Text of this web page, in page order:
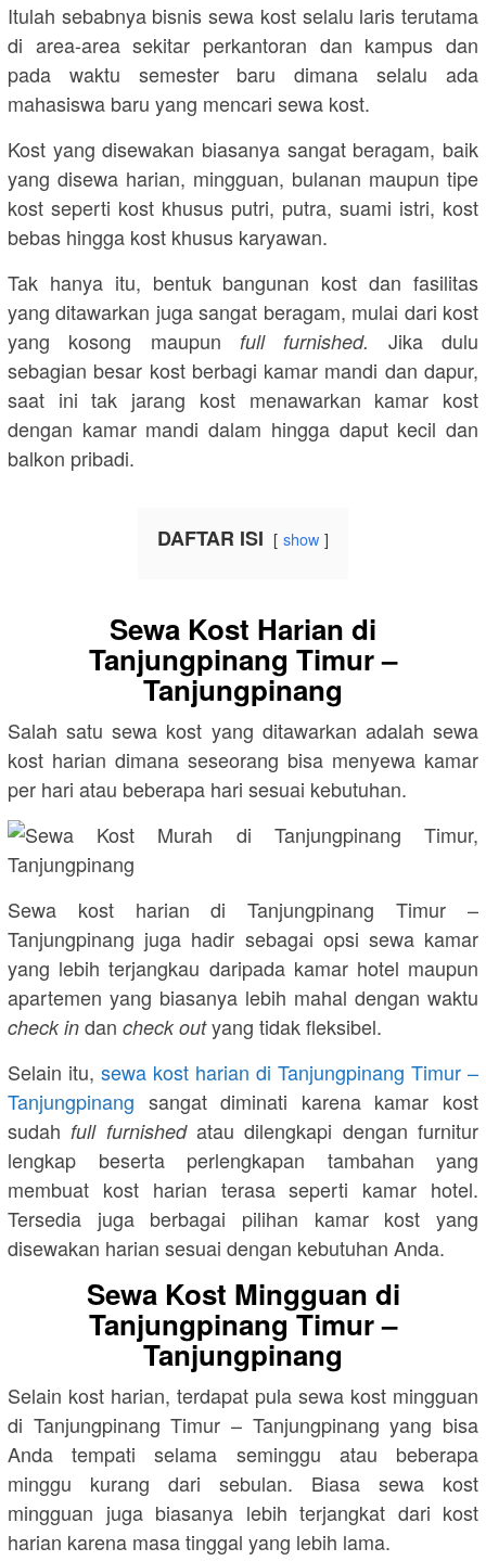
Itulah sebabnya bisnis sewa kost selalu laris terutama
di area-area sekitar perkantoran dan kampus dan
pada waktu semester baru dimana selalu ada
mahasiswa baru yang mencari sewa kost.
Kost yang disewakan biasanya sangat beragam, baik
yang disewa harian, mingguan, bulanan maupun tipe
kost seperti kost khusus putri, putra, suami istri, kost
bebas hingga kost khusus karyawan.
Tak hanya itu, bentuk bangunan kost dan fasilitas
yang ditawarkan juga sangat beragam, mulai dari kost
yang kosong maupun full furnished. Jika dulu
sebagian besar kost berbagi kamar mandi dan dapur,
saat ini tak jarang kost menawarkan kamar kost
dengan kamar mandi dalam hingga daput kecil dan
balkon pribadi.
DAFTAR ISI show
Sewa Kost Harian di
Tanjungpinang Timur –
Tanjungpinang
Salah satu sewa kost yang ditawarkan adalah sewa
kost harian dimana seseorang bisa menyewa kamar
per hari atau beberapa hari sesuai kebutuhan.
Sewa kost harian di Tanjungpinang Timur –
Tanjungpinang juga hadir sebagai opsi sewa kamar
yang lebih terjangkau daripada kamar hotel maupun
apartemen yang biasanya lebih mahal dengan waktu
check in dan check outyang tidak fleksibel.
Selain itu, sewa kost harian di Tanjungpinang Timur –
Tanjungpinang sangat diminati karena kamar kost
sudahfull furnishedatau dilengkapi dengan furnitur
lengkap beserta perlengkapan tambahan yang
membuat kost harian terasa seperti kamar hotel.
Tersedia juga berbagai pilihan kamar kost yang
disewakan harian sesuai dengan kebutuhan Anda.
Sewa Kost Mingguan di
Tanjungpinang Timur –
Tanjungpinang
Selain kost harian, terdapat pula sewa kost mingguan
di Tanjungpinang Timur – Tanjungpinang yang bisa
Anda tempati selama seminggu atau beberapa
minggu kurang dari sebulan. Biasa sewa kost
mingguan juga biasanya lebih terjangkat dari kost
harian karena masa tinggal yang lebih lama.